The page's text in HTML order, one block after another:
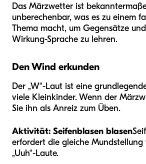
Das Märzwetter ist
unberechenbar, was es zu einem
Thema macht, um Gegensätze
Wirkung-Sprache zu lehren.
Den Wind erkunden
Der „W“-Laut ist eine
viele Kleinkinder. Wenn der
Sie ihn als Anreiz zum Üben.
Aktivität: Seifenblasen blasen
erfordert die gleiche Mundstellung
„Uuh“-Laute.